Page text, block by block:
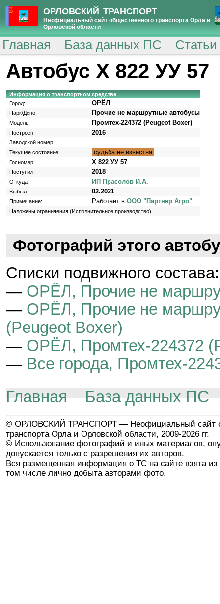
ОРЛОВСКИЙ ТРАНСПОРТ
Неофициальный сайт общественного транспорта Орла и
Орловской области
Главная База данных ПС
Автобус Х 822 УУ 57
Информация о транспортном средстве
Город:
ОРЁЛ
Парк/Депо: Прочие не маршрутные автобусы
Модель: Промтех-224372 (Peugeot Boxer)
Построен: 2016
Заводской номер:
Текущее состояние:
судьба не известна
Госномер: Х 822 УУ 57
Поступил: 2018
Откуда: ИП Прасолов И.А.
Выбыл: 02.2021
Примечание: Работает в ООО "Партнер Агро"
Наложены ограничения (Исполнительное производство).
Фотографий этого
Cписки подвижного состава:
— ОРЁЛ, Прочие не
— ОРЁЛ, Прочие не
(Peugeot Boxer)
— ОРЁЛ, Промтех-224372
— Все города, Промтех-
Главная
База данных ПС
© ОРЛОВСКИЙ ТРАНСПОРТ — Неофициальный сайт
транспорта Орла и Орловской области, 2009-2026 гг.
© Использование фотографий и иных материалов,
допускается только с разрешения их авторов.
Вся размещенная информация о ТС на сайте взята из
том числе лично добыта авторами фото.